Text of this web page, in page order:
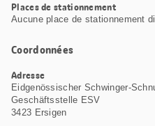
Places de stationnement
Aucune place de stationnement
Coordonnées
Adresse
Eidgenössischer Schwinger-
Geschäftsstelle ESV
3423 Ersigen